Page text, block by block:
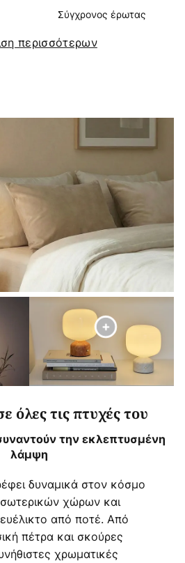
Σύγχρονος έρωτας
περισσότερων
όλες τις πτυχές του
την εκλεπτυσμένη
λάμψη
δυναμικά στον κόσμο
χώρων και
από ποτέ. Από
πέτρα και σκούρες
χρωματικές